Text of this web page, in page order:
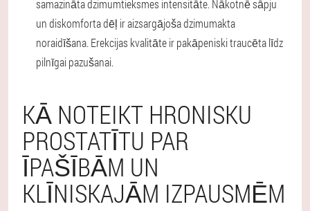
samazināta dzimumtieksmes intensitāte. Nākotnē sāpju
un diskomforta dēļ ir aizsargājoša dzimumakta
noraidīšana. Erekcijas kvalitāte ir pakāpeniski traucēta līdz
pilnīgai pazušanai.
KĀ NOTEIKT HRONISKU
PROSTATĪTU PAR
ĪPAŠĪBĀM UN
KLĪNISKAJĀM IZPAUSMĒM